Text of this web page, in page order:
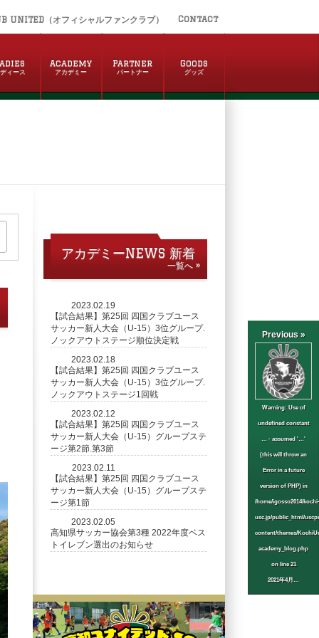
UNITED（オフィシャルファンクラブ） Contact
ィース
Academy
アカデミー
Partner
パートナー
Goods
グッズ
Previous »
Warning: Use of
undefined constant
… - assumed '…'
(this will throw an
Error in a future
version of PHP) in
/home/igosso2014/kochi-
usc.jp/public_html/
content/themes/
academy_blog.php
on line21
2021年4月…
アカデミーNEWS 新着
一覧へ »
2023.02.19
【試合結果】第25回 四国クラブユース
サッカー新人大会（U-15）3位グループ.
ノックアウトステージ順位決定戦
2023.02.18
【試合結果】第25回 四国クラブユース
サッカー新人大会（U-15）3位グループ.
ノックアウトステージ1回戦
2023.02.12
【試合結果】第25回 四国クラブユース
サッカー新人大会（U-15）グループステ
ージ第2節.第3節
2023.02.11
【試合結果】第25回 四国クラブユース
サッカー新人大会（U-15）グループステ
ージ第1節
2023.02.05
高知県サッカー協会第3種 2022年度ベス
トイレブン選出のお知らせ